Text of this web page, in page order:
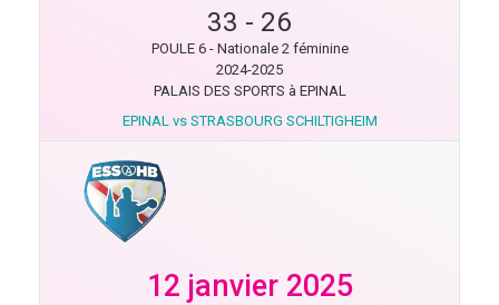
33 - 26
POULE 6 - Nationale 2 féminine
2024-2025
PALAIS DES SPORTS à EPINAL
EPINAL vs STRASBOURG SCHILTIGHEIM
12 janvier 2025